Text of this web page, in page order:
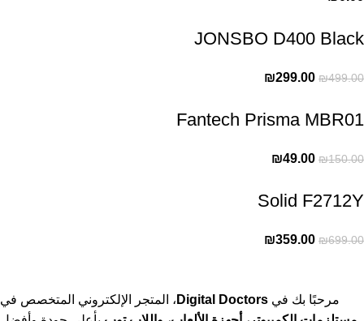
JONSBO D400 Black
₪499.00
₪299.00
Fantech Prisma MBR01
₪150.00
₪49.00
Solid F2712Y
₪699.00
₪359.00
مرحبًا بك في Digital Doctors ، المتجر الإلكتروني المتخصص في